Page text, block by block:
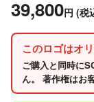
39,800円 (税
このロゴはオ
ご購入と同時に
ん。 著作権はお